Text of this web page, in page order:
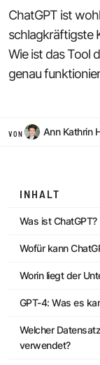
ChatGPT ist
schlagkräftigste
Wie ist das Tool
genau
VON Ann Kathrin
INHALT
Was ist ChatGPT?
Wofür kann
Worin liegt der
GPT-4: Was es
Welcher
verwendet?